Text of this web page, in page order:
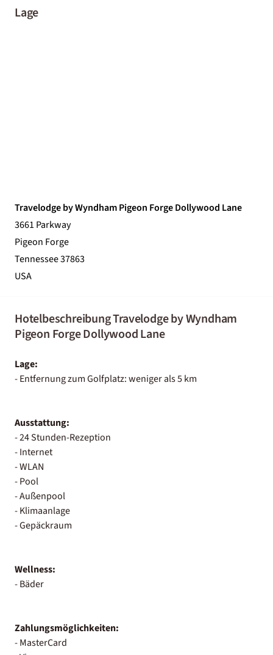
Lage
Travelodge by Wyndham Pigeon Forge Dollywood Lane
3661 Parkway
Pigeon Forge
Tennessee 37863
USA
Hotelbeschreibung Travelodge by Wyndham
Pigeon Forge Dollywood Lane
Lage:
- Entfernung zum Golfplatz: weniger als 5 km
Ausstattung:
- 24 Stunden-Rezeption
- Internet
- WLAN
- Pool
- Außenpool
- Klimaanlage
- Gepäckraum
Wellness:
- Bäder
Zahlungsmöglichkeiten:
- MasterCard